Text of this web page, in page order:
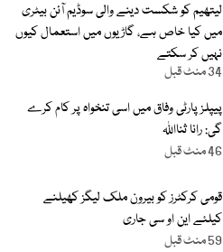
لیتھیم کو شکست دینے والی سوڈیم آئن بیٹری
میں کیا خاص ہے، گاڑیوں میں استعمال کیوں
نہیں کر سکتے
34 منٹ قبل
پیپلز پارٹی وفاق میں اسی تنخواہ پر کام کرے
گی: رانا ثنااللہ
46 منٹ قبل
قومی کرکٹرز کو بیرون ملک لیگز کھیلنے
کیلئے این او سی جاری
59 منٹ قبل